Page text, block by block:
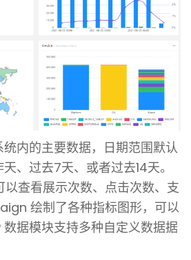
内的主要数据，日期范围默认
、过去7天、或者过去14天。
查看展示次数、点击次数、支
绘制了各种指标图形，可以
数据模块支持多种自定义数据据